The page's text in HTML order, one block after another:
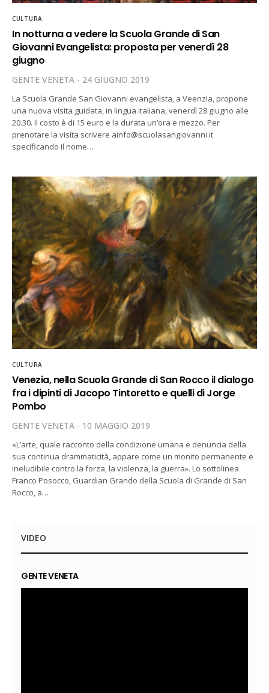
CULTURA
In notturna a vedere la Scuola Grande di San
Giovanni Evangelista: proposta per venerdì 28
giugno
GENTE VENETA 24 GIUGNO 2019
La Scuola Grande San Giovanni evangelista, a Veenzia, propone
una nuova visita guidata, in lingua italiana, venerdì 28 giugno alle
20.30. Il costo è di 15 euro e la durata un’ora e mezzo. Per
prenotare la visita scrivere ainfo@scuolasangiovanni.it
specificando il nome…
CULTURA
Venezia, nella Scuola Grande di San Rocco il dialogo
fra i dipinti di Jacopo Tintoretto e quelli di Jorge
Pombo
GENTE VENETA 10 MAGGIO 2019
«L’arte, quale racconto della condizione umana e denuncia della
sua continua drammaticità, appare come un monito permanente e
ineludibile contro la forza, la violenza, la guerra». Lo sottolinea
Franco Posocco, Guardian Grando della Scuola di Grande di San
Rocco, a…
VIDEO
GENTE VENETA